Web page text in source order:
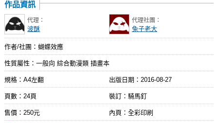
作品資訊
代理：
波酥
代理社團：
兔子老大
作者/社團：蝴蝶效應
性質屬性：一般向 綜合動漫類 插畫本
規格：A4左翻 出版日期： 2016-08-27
頁數：24頁 裝訂：騎馬釘
售價：250元 內頁：全彩印刷